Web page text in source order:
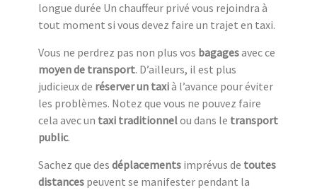
longue durée Un chauffeur privé vous rejoindra à
tout moment si vous devez faire un trajet en taxi.
Vous ne perdrez pas non plus vos bagagesavec ce
moyen de transport. D’ailleurs, il est plus
judicieux de réserver un taxià l’avance pour éviter
les problèmes. Notez que vous ne pouvez faire
cela avec un taxi traditionnelou dans le transport
public.
Sachez que des déplacements imprévus de toutes
distances peuvent se manifester pendant la